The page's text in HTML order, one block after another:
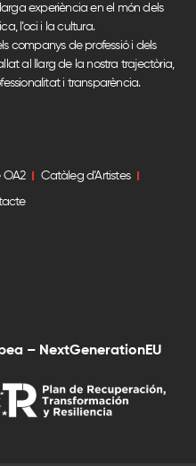
experiència en el món dels
l’oci i la cultura.
companys de professió i dels
al llarg de la nostra trajectòria,
i transparència.
OA2 Catàleg d’Artistes
– NextGenerationEU